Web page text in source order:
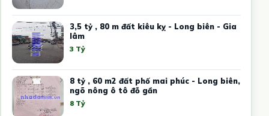
3,5 tỷ , 80 m đất kiêu kỵ - Long biên - Gia
lâm
3 Tỷ
8 tỷ , 60 m2 đất phố mai phúc - Long biên,
ngõ nông ô tô đỗ gần
8 Tỷ